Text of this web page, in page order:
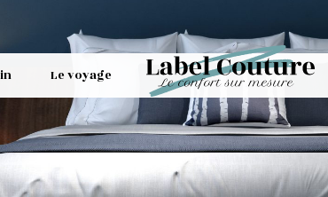
Le voyage